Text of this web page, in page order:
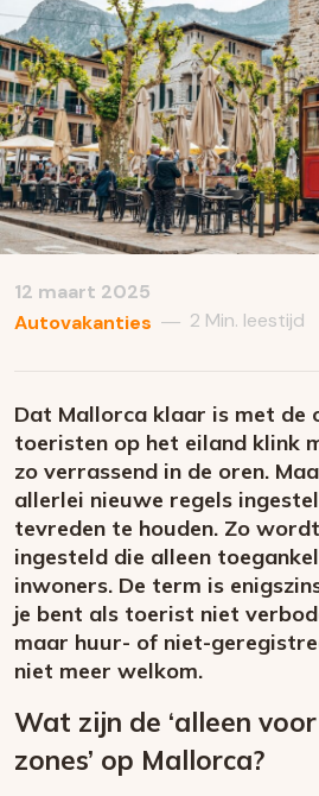
12 maart 2025
Autovakanties — 2 Min. leestijd
Dat Mallorca klaar is met de
toeristen op het eiland klink
zo verrassend in de oren.
allerlei nieuwe regels
tevreden te houden. Zo
ingesteld die alleen
inwoners. De term is
je bent als toerist niet
maar huur- of niet-
niet meer welkom.
Wat zijn de ‘alleen
zones’ op Mallorca?